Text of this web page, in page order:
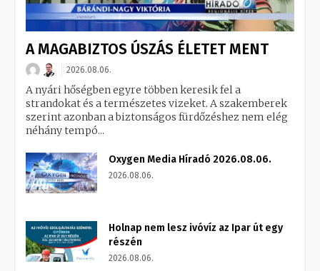
A MAGABIZTOS ÚSZÁS ÉLETET MENT
2026.08.06.
A nyári hőségben egyre többen keresik fel a
strandokat és a természetes vizeket. A szakemberek
szerint azonban a biztonságos fürdőzéshez nem elég
néhány tempó...
Oxygen Media Híradó 2026.08.06.
2026.08.06.
Holnap nem lesz ivóvíz az Ipar út egy
részén
2026.08.06.